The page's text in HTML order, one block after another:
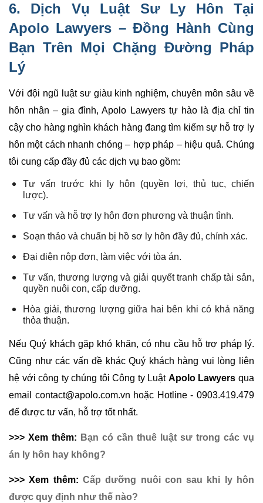
6. Dịch Vụ Luật Sư Ly Hôn Tại
Apolo Lawyers – Đồng Hành Cùng
Bạn Trên Mọi Chặng Đường Pháp
Lý
Với đội ngũ luật sư giàu kinh nghiệm, chuyên môn sâu về
hôn nhân – gia đình, Apolo Lawyers tự hào là địa chỉ tin
cậy cho hàng nghìn khách hàng đang tìm kiếm sự hỗ trợ ly
hôn một cách nhanh chóng – hợp pháp – hiệu quả. Chúng
tôi cung cấp đầy đủ các dịch vụ bao gồm:
Tư vấn trước khi ly hôn (quyền lợi, thủ tục, chiến
lược).
Tư vấn và hỗ trợ ly hôn đơn phương và thuận tình.
Soạn thảo và chuẩn bị hồ sơ ly hôn đầy đủ, chính xác.
Đại diện nộp đơn, làm việc với tòa án.
Tư vấn, thương lượng và giải quyết tranh chấp tài sản,
quyền nuôi con, cấp dưỡng.
Hòa giải, thương lượng giữa hai bên khi có khả năng
thỏa thuận.
Nếu Quý khách gặp khó khăn, có nhu cầu hỗ trợ pháp lý.
Cũng như các vấn đề khác Quý khách hàng vui lòng liên
hệ với công ty chúng tôi Công ty Luật Apolo Lawyers qua
email contact@apolo.com.vn hoặc Hotline - 0903.419.479
để được tư vấn, hỗ trợ tốt nhất.
>>> Xem thêm: Bạn có cần thuê luật sư trong các vụ
án ly hôn hay không?
>>> Xem thêm: Cấp dưỡng nuôi con sau khi ly hôn
được quy định như thế nào?